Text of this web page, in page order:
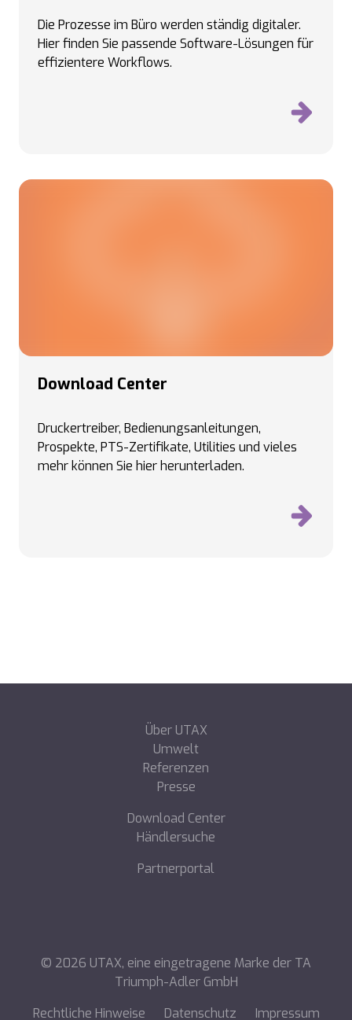
Die Prozesse im Büro werden ständig digitaler.
Hier finden Sie passende Software-Lösungen für
effizientere Workflows.
Download Center
Druckertreiber, Bedienungsanleitungen,
Prospekte, PTS-Zertifikate, Utilities und vieles
mehr können Sie hier herunterladen.
Über UTAX
Umwelt
Referenzen
Presse
Download Center
Händlersuche
Partnerportal
© 2026 UTAX, eine eingetragene Marke der TA
Triumph-Adler GmbH
Rechtliche Hinweise
Datenschutz Impressum